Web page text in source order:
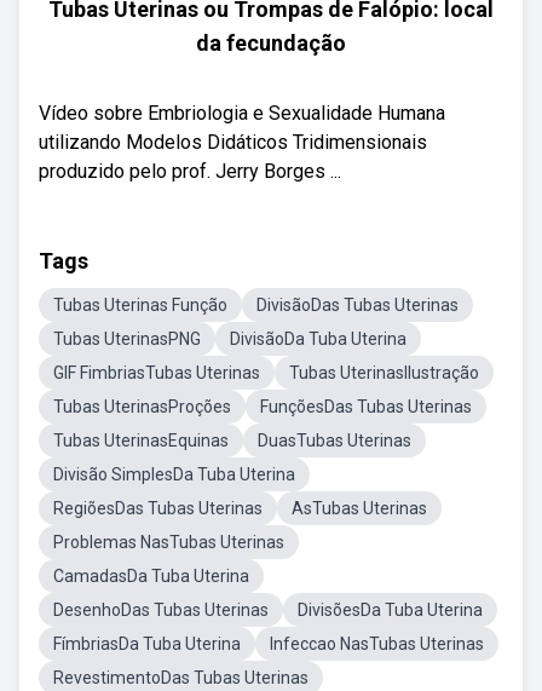
Tubas Uterinas ou Trompas de Falópio: local
da fecundação
Vídeo sobre Embriologia e Sexualidade Humana
utilizando Modelos Didáticos Tridimensionais
produzido pelo prof. Jerry Borges ...
Tags
Tubas Uterinas Função
DivisãoDas Tubas Uterinas
Tubas UterinasPNG
DivisãoDa Tuba Uterina
GIF FimbriasTubas Uterinas
Tubas UterinasIlustração
Tubas UterinasProções
FunçõesDas Tubas Uterinas
Tubas UterinasEquinas
DuasTubas Uterinas
Divisão SimplesDa Tuba Uterina
RegiõesDas Tubas Uterinas
AsTubas Uterinas
Problemas NasTubas Uterinas
CamadasDa Tuba Uterina
DesenhoDas Tubas Uterinas
DivisõesDa Tuba Uterina
FímbriasDa Tuba Uterina
Infeccao NasTubas Uterinas
RevestimentoDas Tubas Uterinas